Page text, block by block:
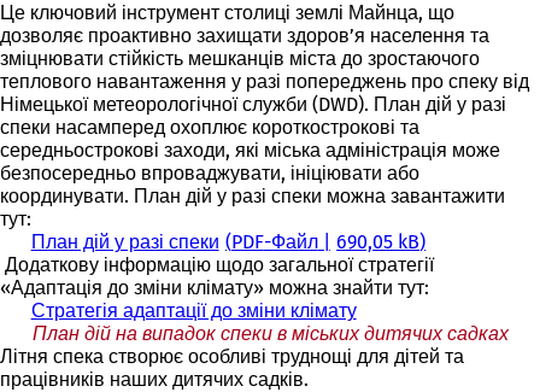
Це ключовий інструмент столиці землі Майнца, що
дозволяє проактивно захищати здоров’я населення та
зміцнювати стійкість мешканців міста до зростаючого
теплового навантаження у разі попереджень про спеку від
Німецької метеорологічної служби (DWD). План дій у разі
спеки насамперед охоплює короткострокові та
середньострокові заходи, які міська адміністрація може
безпосередньо впроваджувати, ініціювати або
координувати. План дій у разі спеки можна завантажити
тут:
План дій у разі спеки PDF-Файл
690,05 kB
Додаткову інформацію щодо загальної стратегії
«Адаптація до зміни клімату» можна знайти тут:
Стратегія адаптації до зміни клімату
План дій на випадок спеки в міських дитячих садках
Літня спека створює особливі труднощі для дітей та
працівників наших дитячих садків.